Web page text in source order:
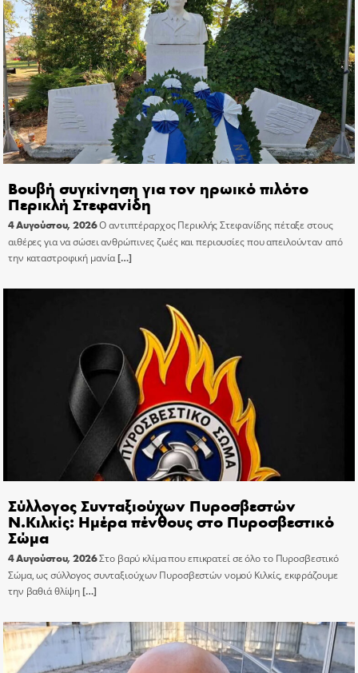
Βουβή συγκίνηση για τον ηρωικό πιλότο
Περικλή Στεφανίδη
4 Αυγούστου, 2026Ο αντιπτέραρχος Περικλής Στεφανίδης πέταξε στους
αιθέρες για να σώσει ανθρώπινες ζωές και περιουσίες που απειλούνταν από
την καταστροφική μανία[…]
Σύλλογος Συνταξιούχων Πυροσβεστών
Ν.Κιλκίς: Ημέρα πένθους στο Πυροσβεστικό
Σώμα
4 Αυγούστου, 2026Στο βαρύ κλίμα που επικρατεί σε όλο το Πυροσβεστικό
Σώμα, ως σύλλογος συνταξιούχων Πυροσβεστών νομού Κιλκίς, εκφράζουμε
την βαθιά θλίψη[…]